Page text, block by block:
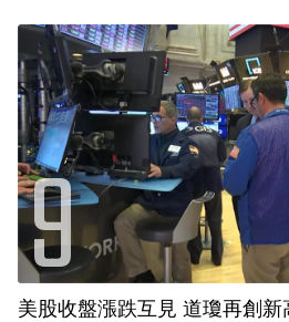
美股收盤漲跌互見 道瓊再創